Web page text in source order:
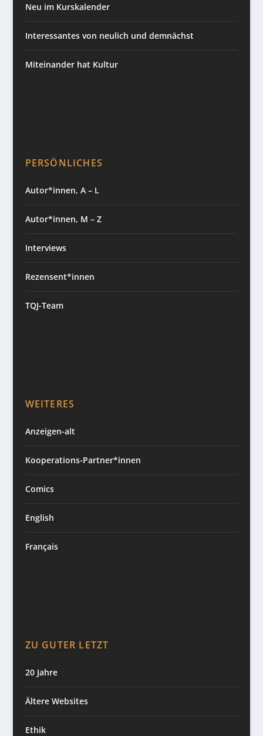
Neu im Kurskalender
Interessantes von neulich und demnächst
Miteinander hat Kultur
PERSÖNLICHES
Autor*innen, A – L
Autor*innen, M – Z
Interviews
Rezensent*innen
TQJ-Team
WEITERES
Anzeigen-alt
Kooperations-Partner*innen
Comics
English
Français
ZU GUTER LETZT
20 Jahre
Ältere Websites
Ethik